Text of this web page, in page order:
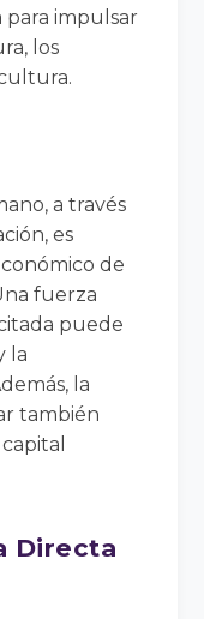
impulsar
los
a través
es
de
fuerza
puede
la
la
también
Directa